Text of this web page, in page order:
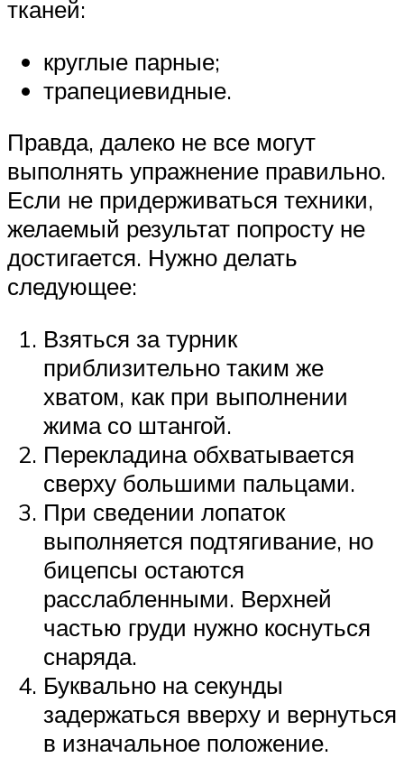
тканей:
круглые парные;
трапециевидные.
Правда, далеко не все могут
выполнять упражнение правильно.
Если не придерживаться техники,
желаемый результат попросту не
достигается. Нужно делать
следующее:
Взяться за турник
приблизительно таким же
хватом, как при выполнении
жима со штангой.
Перекладина обхватывается
сверху большими пальцами.
При сведении лопаток
выполняется подтягивание, но
бицепсы остаются
расслабленными. Верхней
частью груди нужно коснуться
снаряда.
Буквально на секунды
задержаться вверху и вернуться
в изначальное положение.